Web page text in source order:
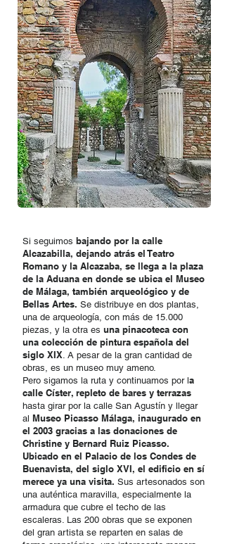
Si seguimos bajando por la calle
Alcazabilla, dejando atrás el Teatro
Romano y la Alcazaba, se llega a la plaza
de la Aduana en donde se ubica el Museo
de Málaga, también arqueológico y de
Bellas Artes. Se distribuye en dos plantas,
una de arqueología, con más de 15.000
piezas, y la otra es una pinacoteca con
una colección de pintura española del
siglo XIX. A pesar de la gran cantidad de
obras, es un museo muy ameno.
Pero sigamos la ruta y continuamos por la
calle Císter, repleto de bares y terrazas
hasta girar por la calle San Agustín y llegar
al Museo Picasso Málaga, inaugurado en
el 2003 gracias a las donaciones de
Christine y Bernard Ruiz Picasso.
Ubicado en el Palacio de los Condes de
Buenavista, del siglo XVI, el edificio en sí
merece ya una visita. Sus artesonados son
una auténtica maravilla, especialmente la
armadura que cubre el techo de las
escaleras. Las 200 obras que se exponen
del gran artista se reparten en salas de